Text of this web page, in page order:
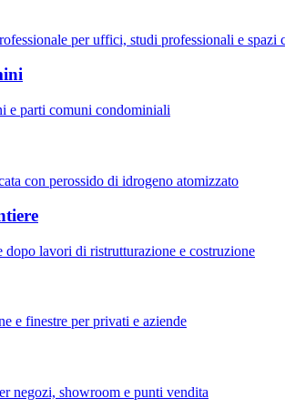
per uffici, studi professionali e spazi
e parti comuni condominiali
con perossido di idrogeno atomizzato
dopo lavori di ristrutturazione e costruzione
e finestre per privati e aziende
negozi, showroom e punti vendita